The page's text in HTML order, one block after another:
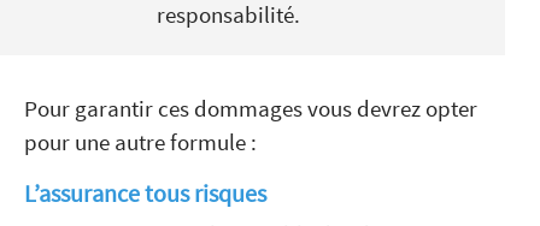
responsabilité.
Pour garantir ces dommages vous devrez opter
pour une autre formule :
L’assurance tous risques